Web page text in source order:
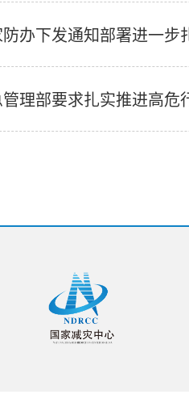
办下发通知部署进一步
理部要求扎实推进高